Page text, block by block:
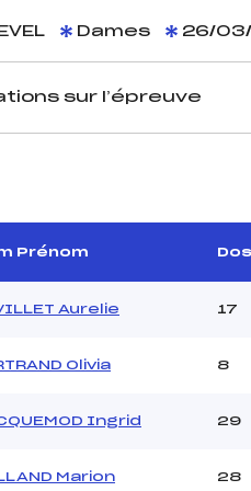
Dames 26/
sur l’épreuve
:
Prénom Dos
Aurelie 17
Olivia 8
Ingrid 29
Marion 28